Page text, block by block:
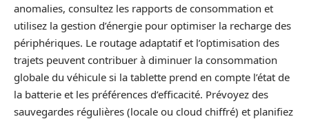
anomalies, consultez les rapports de consommation et
utilisez la gestion d’énergie pour optimiser la recharge des
périphériques. Le routage adaptatif et l’optimisation des
trajets peuvent contribuer à diminuer la consommation
globale du véhicule si la tablette prend en compte l’état de
la batterie et les préférences d’efficacité. Prévoyez des
sauvegardes régulières (locale ou cloud chiffré) et planifiez